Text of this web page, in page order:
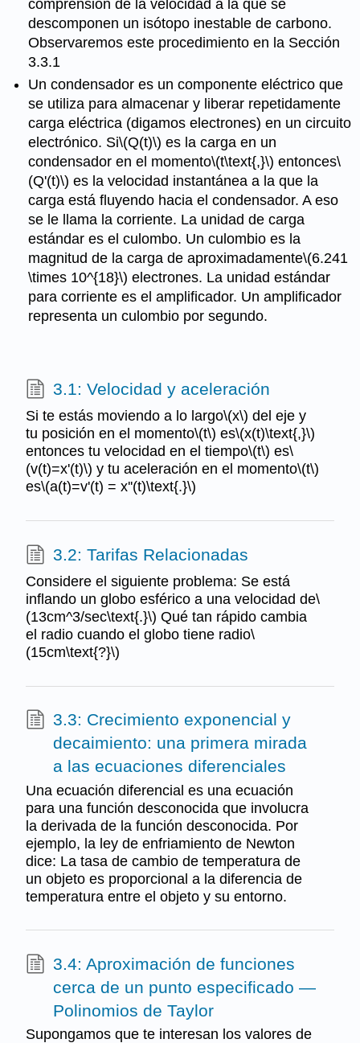
comprensión de la velocidad a la que se
descomponen un isótopo inestable de carbono.
Observaremos este procedimiento en la Sección
3.3.1
Un condensador es un componente eléctrico que
se utiliza para almacenar y liberar repetidamente
carga eléctrica (digamos electrones) en un circuito
electrónico. Si\(Q(t)\) es la carga en un
condensador en el momento\(t\text{,}\) entonces\
(Q'(t)\) es la velocidad instantánea a la que la
carga está fluyendo hacia el condensador. A eso
se le llama la corriente. La unidad de carga
estándar es el culombo. Un culombio es la
magnitud de la carga de aproximadamente\(6.241
\times 10^{18}\) electrones. La unidad estándar
para corriente es el amplificador. Un amplificador
representa un culombio por segundo.
3.1: Velocidad y aceleración
Si te estás moviendo a lo largo\(x\) del eje y
tu posición en el momento\(t\) es\(x(t)\text{,}\)
entonces tu velocidad en el tiempo\(t\) es\
(v(t)=x'(t)\) y tu aceleración en el momento\(t\)
es\(a(t)=v'(t) = x''(t)\text{.}\)
3.2: Tarifas Relacionadas
Considere el siguiente problema: Se está
inflando un globo esférico a una velocidad de\
(13cm^3/sec\text{.}\) Qué tan rápido cambia
el radio cuando el globo tiene radio\
(15cm\text{?}\)
3.3: Crecimiento exponencial y
decaimiento: una primera mirada
a las ecuaciones diferenciales
Una ecuación diferencial es una ecuación
para una función desconocida que involucra
la derivada de la función desconocida. Por
ejemplo, la ley de enfriamiento de Newton
dice: La tasa de cambio de temperatura de
un objeto es proporcional a la diferencia de
temperatura entre el objeto y su entorno.
3.4: Aproximación de funciones
cerca de un punto especificado —
Polinomios de Taylor
Supongamos que te interesan los valores de